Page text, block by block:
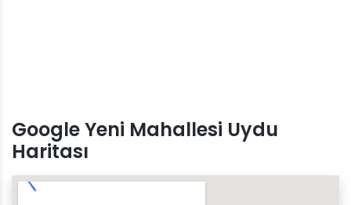
Google Yeni Mahallesi Uydu
Haritası